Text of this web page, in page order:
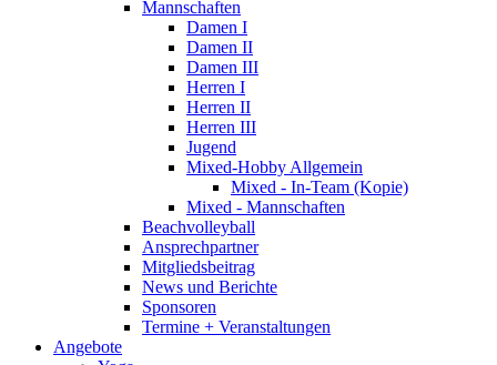
Mannschaften
Damen I
Damen II
Damen III
Herren I
Herren II
Herren III
Jugend
Mixed-Hobby Allgemein
Mixed - In-Team (Kopie)
Mixed - Mannschaften
Beachvolleyball
Ansprechpartner
Mitgliedsbeitrag
News und Berichte
Sponsoren
Termine + Veranstaltungen
Angebote